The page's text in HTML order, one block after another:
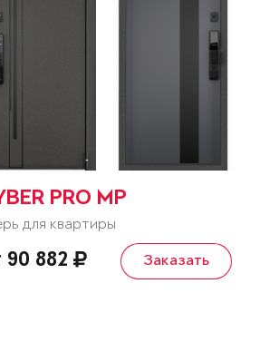
PRO MP
для квартиры
90 882 Заказать